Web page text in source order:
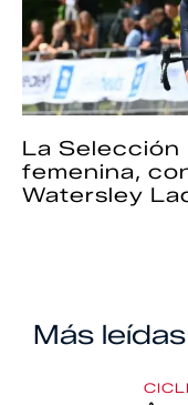
La Selección
femenina,
Watersley
Más leídas